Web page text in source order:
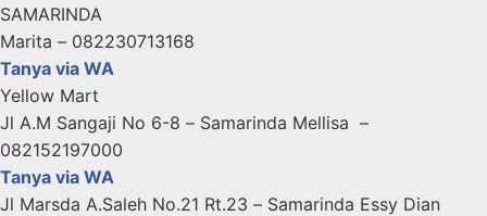
SAMARINDA
Marita – 082230713168
Tanya via WA
Yellow Mart
Jl A.M Sangaji No 6-8 – Samarinda Mellisa –
082152197000
Tanya via WA
Jl Marsda A.Saleh No.21 Rt.23 – Samarinda Essy Dian